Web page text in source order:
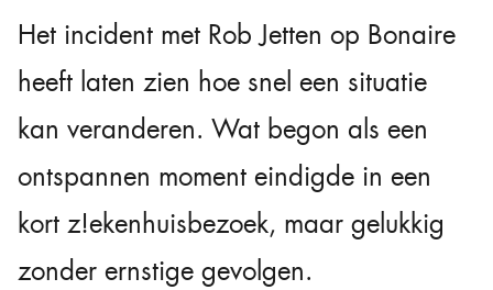
Het incident met Rob Jetten op Bonaire
heeft laten zien hoe snel een situatie
kan veranderen. Wat begon als een
ontspannen moment eindigde in een
kort z!ekenhuisbezoek, maar gelukkig
zonder ernstige gevolgen.